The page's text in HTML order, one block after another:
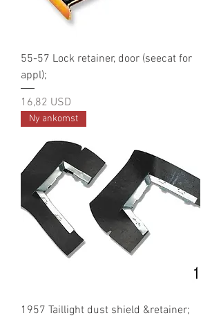
55-57 Lock retainer, door (seecat for
appl);
Pris
16,82 USD
Ny ankomst
1957 Taillight dust shield &retainer;